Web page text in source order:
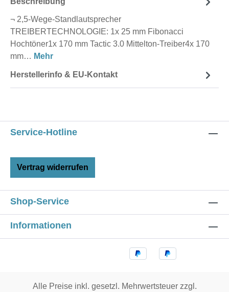
¬ 2,5-Wege-Standlautsprecher
TREIBERTECHNOLOGIE: 1x 25 mm Fibonacci
Hochtöner1x 170 mm Tactic 3.0 Mittelton-Treiber4x 170
mm… Mehr
Herstellerinfo & EU-Kontakt
Service-Hotline
Vertrag widerrufen
Shop-Service
Informationen
Alle Preise inkl. gesetzl. Mehrwertsteuer zzgl.